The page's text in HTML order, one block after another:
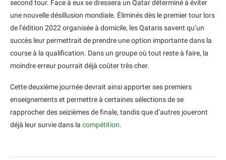
second tour. Face à eux se dressera un Qatar déterminé à éviter
une nouvelle désillusion mondiale. Éliminés dès le premier tour lors
de l’édition 2022 organisée à domicile, les Qataris savent qu’un
succès leur permettrait de prendre une option importante dans la
course à la qualification. Dans un groupe où tout reste à faire, la
moindre erreur pourrait déjà coûter très cher.
Cette deuxième journée devrait ainsi apporter ses premiers
enseignements et permettre à certaines sélections de se
rapprocher des seizièmes de finale, tandis que d’autres joueront
déjà leur survie dans la compétition.